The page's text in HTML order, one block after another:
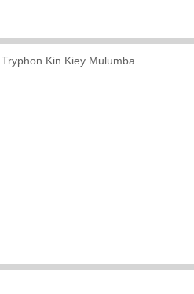
Tryphon Kin Kiey Mulumba